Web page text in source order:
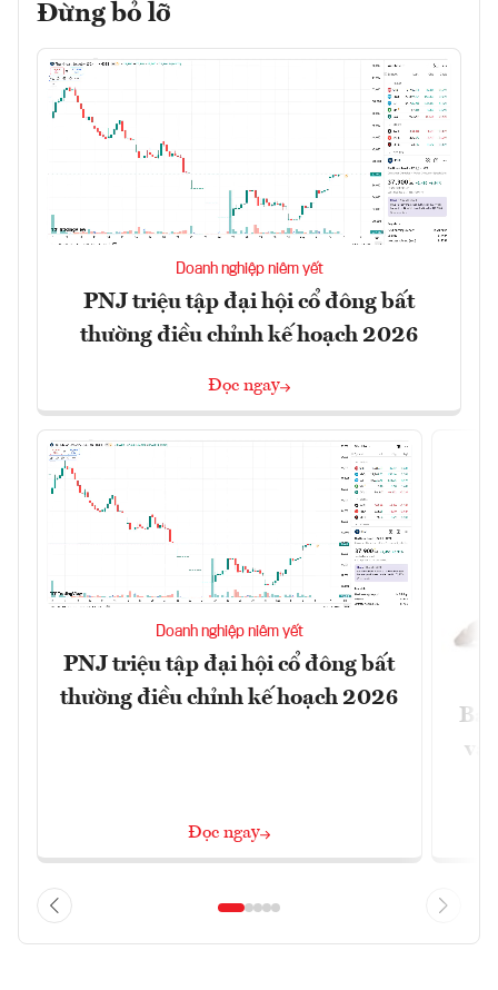
Đừng bỏ lỡ
Doanh nghiệp niêm yết
PNJ triệu tập đại hội cổ đông bất
thường điều chỉnh kế hoạch 2026
Đọc ngay
Doanh nghiệp niêm yết
PNJ triệu tập đại hội cổ đông bất
thường điều chỉnh kế hoạch 2026
Đọc ngay
và